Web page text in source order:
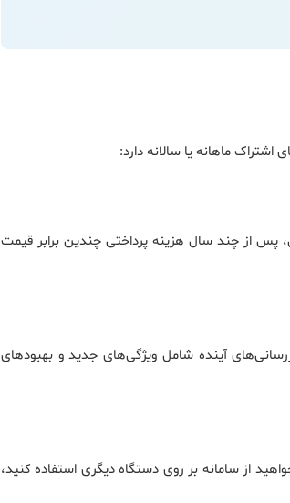
ماهانه یا سالانه دارد:
پس از چند سال هزینه پرداختی چندین برابر قیمت
آینده شامل ویژگی‌های جدید و بهبودهای
از سامانه بر روی دستگاه دیگری استفاده کنید،